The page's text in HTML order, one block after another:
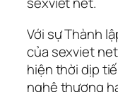
Với sự Thành
của sexviet
hiện thời dịp
nghệ thượng